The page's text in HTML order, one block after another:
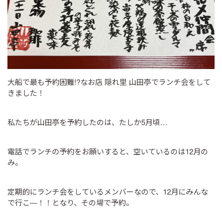
大船で最も予約困難!?なお店 隠れ里 山田亭でランチ会をして
きました！
私たちが山田亭を予約したのは、たしか5月頃…
電話でランチの予約をお願いすると、空いているのは12月の
み。
定期的にランチ会をしているメンバーなので、12月にみんな
で行こ―！！となり、その場で予約。